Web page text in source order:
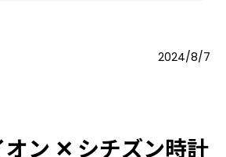
2024/8/7
ン ✕ シチズン時計